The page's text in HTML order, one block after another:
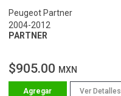
Peugeot Partner
2004-2012
PARTNER
$905.00 MXN
Ver Detalles